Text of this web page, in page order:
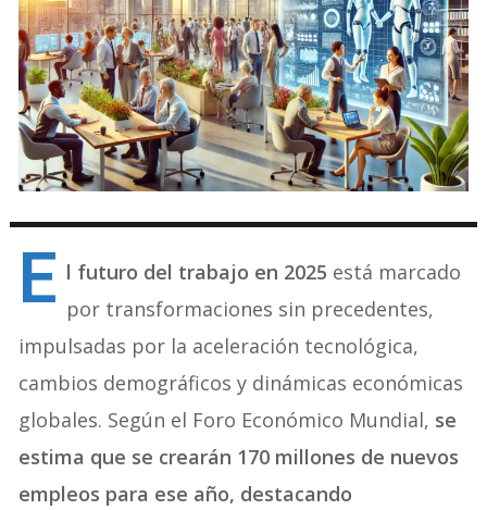
E l futuro del trabajo en 2025 está marcado
por transformaciones sin precedentes,
impulsadas por la aceleración tecnológica,
cambios demográficos y dinámicas económicas
globales. Según el Foro Económico Mundial, se
estima que se crearán 170 millones de nuevos
empleos para ese año, destacando